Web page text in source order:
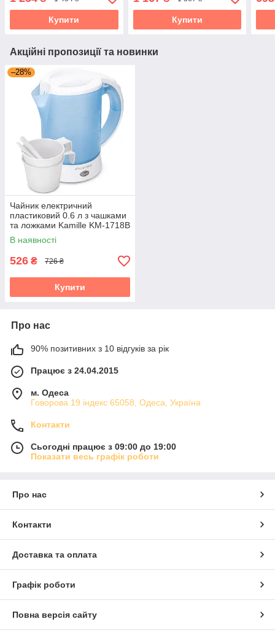
Купити Купити
Акційні пропозиції та новинки
–28%
Чайник електричний
пластиковий 0.6 л з чашками
та ложками Kamille KM-1718B
В наявності
526 ₴ 726 ₴
Купити
Про нас
90% позитивних з 10 відгуків за рік
Працює з 24.04.2015
м. Одеса
Говорова 19 індекс 65058, Одеса, Україна
Контакти
Сьогодні працює з 09:00 до 19:00
Показати весь графік роботи
Про нас
Контакти
Доставка та оплата
Графік роботи
Повна версія сайту